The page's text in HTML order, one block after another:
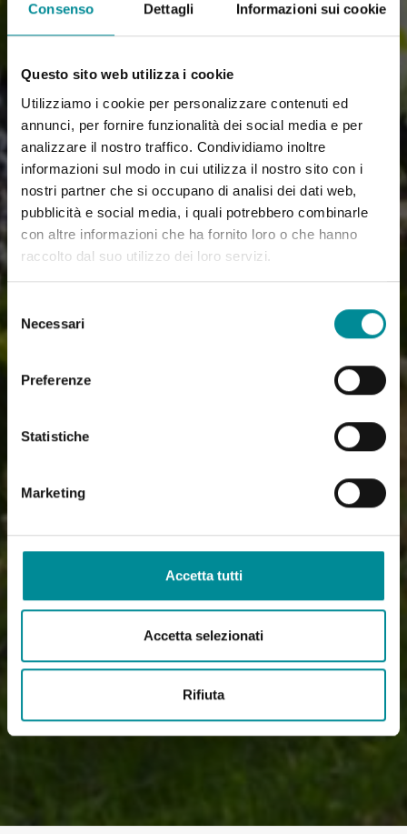
Consenso Dettagli Informazioni sui cookie
Questo sito web utilizza i cookie
Utilizziamo i cookie per personalizzare contenuti ed
annunci, per fornire funzionalità dei social media e per
analizzare il nostro traffico. Condividiamo inoltre
informazioni sul modo in cui utilizza il nostro sito con i
nostri partner che si occupano di analisi dei dati web,
pubblicità e social media, i quali potrebbero combinarle
con altre informazioni che ha fornito loro o che hanno
raccolto dal suo utilizzo dei loro servizi.
delNecessari
Preferenze
Statistiche
Marketing
Accetta tutti
Accetta selezionati
Rifiuta